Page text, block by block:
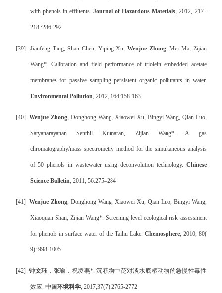
with phenols in effluents. Journal of Hazardous Materials, 2012, 217–
218 :286-292.
[39] Jianfeng Tang, Shan Chen, Yiping Xu, Wenjue Zhong, Mei Ma, Zijian
Wang*. Calibration and field performance of triolein embedded acetate
membranes for passive sampling persistent organic pollutants in water.
Environmental Pollution, 2012, 164:158-163.
[40] Wenjue Zhong, Donghong Wang, Xiaowei Xu, Bingyi Wang, Qian Luo,
Satyanarayanan Senthil Kumaran, Zijian Wang*. A gas
chromatography/mass spectrometry method for the simultaneous analysis
of 50 phenols in wastewater using deconvolution technology. Chinese
Science Bulletin, 2011, 56:275–284
[41] Wenjue Zhong, Donghong Wang, Xiaowei Xu, Qian Luo, Bingyi Wang,
Xiaoquan Shan, Zijian Wang*. Screening level ecological risk assessment
for phenols in surface water of the Taihu Lake. Chemosphere, 2010, 80(
9): 998-1005.
[42] 钟文珏 ，张瑜，祝凌燕*.沉积物中芘对淡水底栖动物的急慢性毒性
效应. 中国环境科学, 2017,37(7):2765-2772